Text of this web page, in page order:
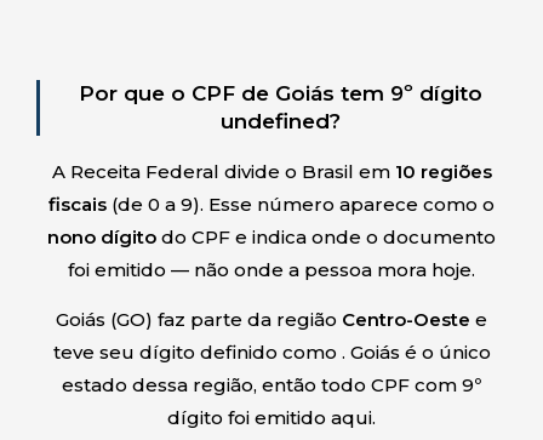
Por que o CPF de Goiás tem 9º dígito
undefined?
A Receita Federal divide o Brasil em 10 regiões
fiscais (de 0 a 9). Esse número aparece como o
nono dígito do CPF e indica onde o documento
foi emitido — não onde a pessoa mora hoje.
Goiás (GO) faz parte da região Centro-Oeste e
teve seu dígito definido como . Goiás é o único
estado dessa região, então todo CPF com 9º
dígito foi emitido aqui.